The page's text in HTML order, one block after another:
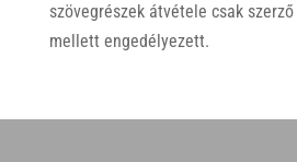
szövegrészek átvétele csak
mellett engedélyezett.